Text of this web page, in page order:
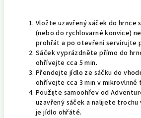
Vložte uzavřený sáček do hrnce
(nebo do rychlovarné konvice)
prohřát a po otevření servírujte
Sáček vyprázdněte přímo do
ohřívejte cca 5 min.
Přendejte jídlo ze sáčku do
ohřívejte cca 3 min v mikrovlnné
Použijte samoohřev od
uzavřený sáček a nalijete trochu
je jídlo ohřáté.